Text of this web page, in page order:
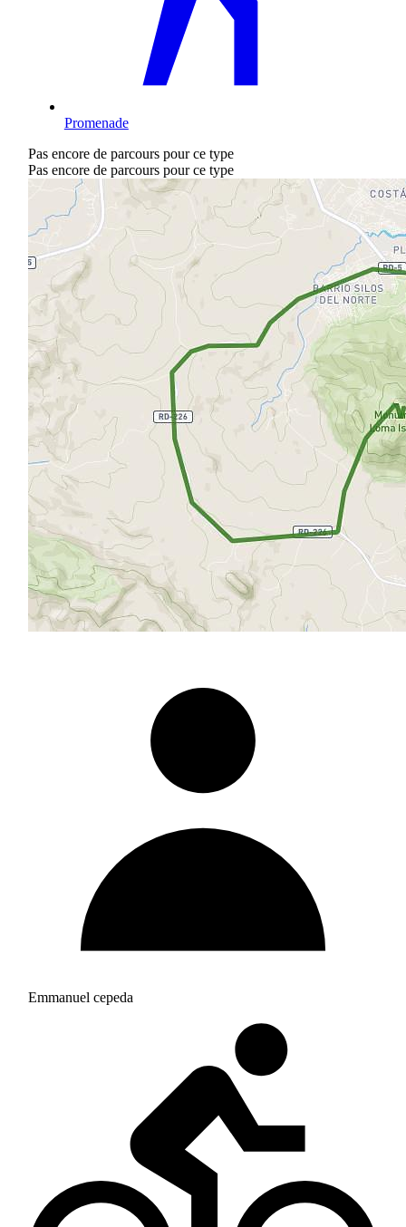
Promenade
Pas encore de parcours pour ce type
Pas encore de parcours pour ce type
Emmanuel cepeda